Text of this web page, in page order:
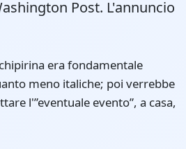
Post. L'annuncio
era fondamentale
meno italiche; poi verrebbe
l'”eventuale evento”, a casa,